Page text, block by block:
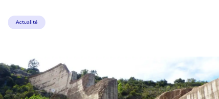
Actualité